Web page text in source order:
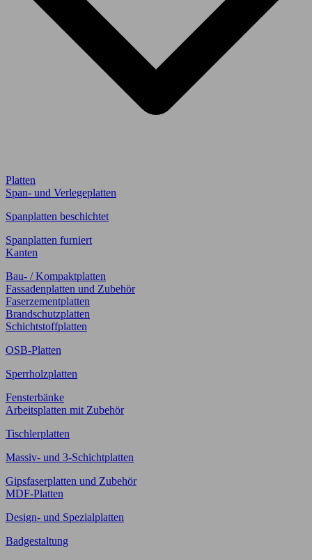
Platten
Span- und Verlegeplatten
Spanplatten beschichtet
Spanplatten furniert
Kanten
Bau- / Kompaktplatten
Fassadenplatten und Zubehör
Faserzementplatten
Brandschutzplatten
Schichtstoffplatten
OSB-Platten
Sperrholzplatten
Fensterbänke
Arbeitsplatten mit Zubehör
Tischlerplatten
Massiv- und 3-Schichtplatten
Gipsfaserplatten und Zubehör
MDF-Platten
Design- und Spezialplatten
Badgestaltung